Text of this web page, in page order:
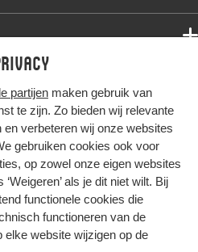
partijen maken gebruik van
te zijn. Zo bieden wij relevante
verbeteren wij onze websites
gebruiken cookies ook voor
op zowel onze eigen websites
als je dit niet wilt. Bij
functionele cookies die
functioneren van de
website wijzigen op de
alles samen